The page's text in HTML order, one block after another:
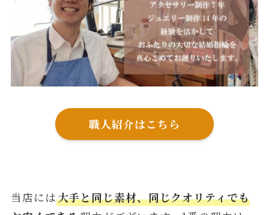
職人紹介はこちら
当店には大手と同じ素材、同じクオリティでも